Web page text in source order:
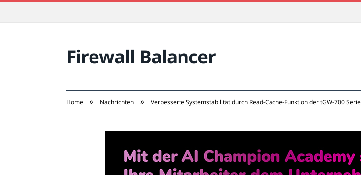
Firewall Balancer
Home » Nachrichten » Verbesserte Systemstabilität durch Read-Cache-Funktion der tGW-700 Serie